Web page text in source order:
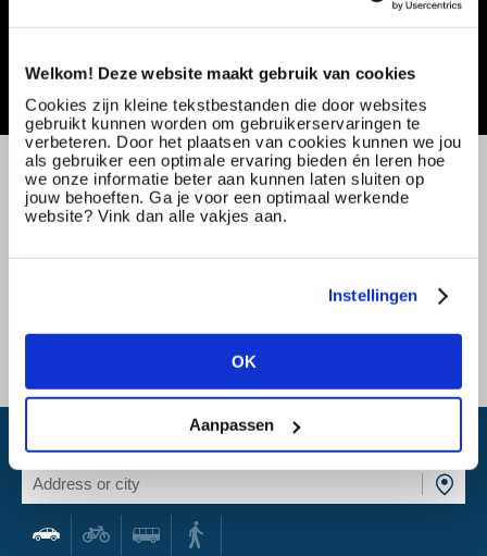
Welkom! Deze website maakt gebruik van cookies
Cookies zijn kleine tekstbestanden die door websites
gebruikt kunnen worden om gebruikerservaringen te
verbeteren. Door het plaatsen van cookies kunnen we jou
als gebruiker een optimale ervaring bieden én leren hoe
we onze informatie beter aan kunnen laten sluiten op
jouw behoeften. Ga je voor een optimaal werkende
website? Vink dan alle vakjes aan.
Instellingen
OK
Aanpassen
Share or save this vacancy
What is my travel time?